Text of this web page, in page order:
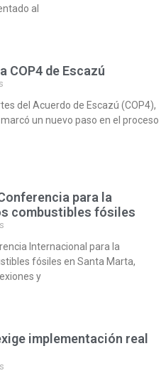
al
COP4 de Escazú
del Acuerdo de Escazú (COP4),
un nuevo paso en el proceso
para la
combustibles fósiles
Internacional para la
fósiles en Santa Marta,
y
implementación real